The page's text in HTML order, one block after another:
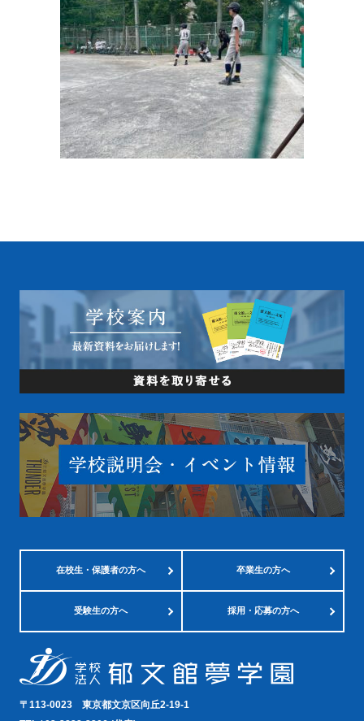
在校生・保護者の方へ 卒業生の方へ
受験生の方へ 採用・応募の方へ
〒113-0023 東京都文京区向丘2-19-1